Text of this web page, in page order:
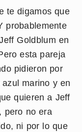
te digamos que
probablemente
Goldblum en
esta pareja
pidieron por
marino y en
quieren a Jeff
pero no era
ni por lo que